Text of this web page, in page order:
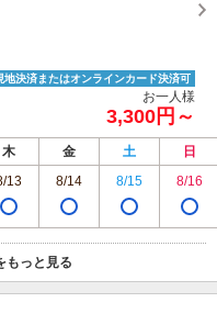
地決済またはオンラインカード決済可
お一人様
3,300円～
木 金 土
日
13 8/14 8/15 8/16
もっと見る